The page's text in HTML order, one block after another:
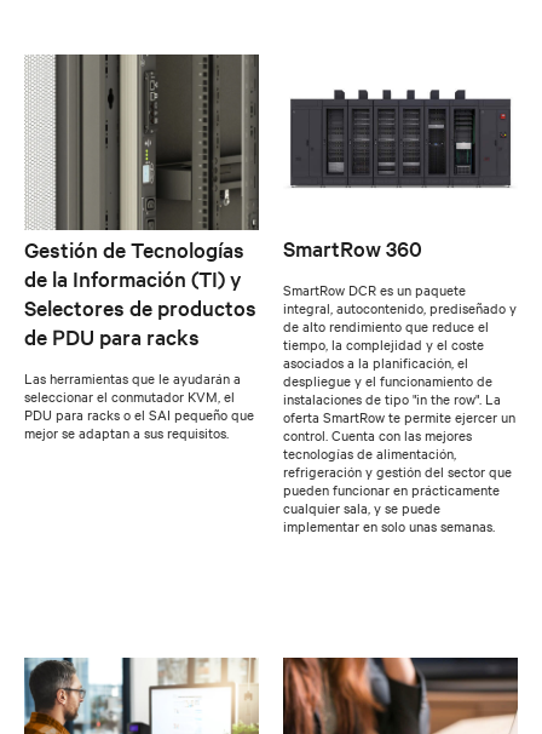
Gestión de Tecnologías
de la Información (TI) y
Selectores de productos
de PDU para racks
Las herramientas que le ayudarán a
seleccionar el conmutador KVM, el
PDU para racks o el SAI pequeño que
mejor se adaptan a sus requisitos.
SmartRow 360
SmartRow DCR es un paquete
integral, autocontenido, prediseñado y
de alto rendimiento que reduce el
tiempo, la complejidad y el coste
asociados a la planificación, el
despliegue y el funcionamiento de
instalaciones de tipo "in the row". La
oferta SmartRow te permite ejercer un
control. Cuenta con las mejores
tecnologías de alimentación,
refrigeración y gestión del sector que
pueden funcionar en prácticamente
cualquier sala, y se puede
implementar en solo unas semanas.